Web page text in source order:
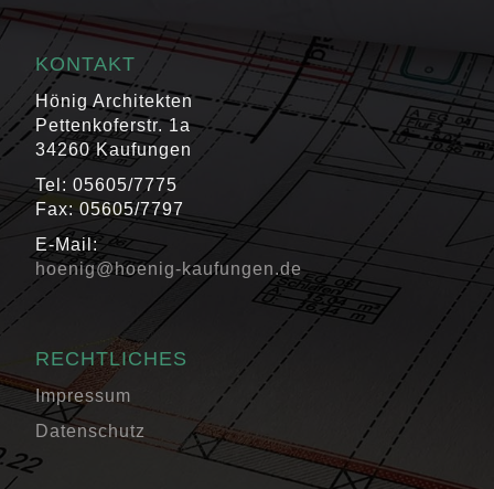
KONTAKT
Hönig Architekten
Pettenkoferstr. 1a
34260 Kaufungen
Tel: 05605/7775
Fax: 05605/7797
E-Mail:
hoenig@hoenig-kaufungen.de
RECHTLICHES
Impressum
Datenschutz